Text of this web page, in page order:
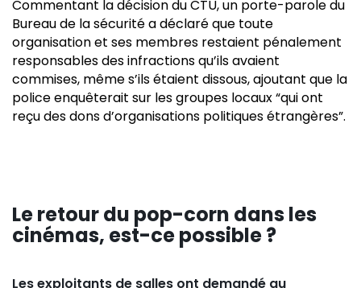
Commentant la décision du CTU, un porte-parole du
Bureau de la sécurité a déclaré que toute
organisation et ses membres restaient pénalement
responsables des infractions qu’ils avaient
commises, même s’ils étaient dissous, ajoutant que la
police enquêterait sur les groupes locaux “qui ont
reçu des dons d’organisations politiques étrangères”.
Le retour du pop-corn dans les
cinémas, est-ce possible ?
Les exploitants de salles ont demandé au